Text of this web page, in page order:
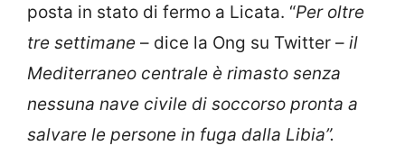
posta in stato di fermo a Licata. “Per oltre
tre settimane – dice la Ong su Twitter – il
Mediterraneo centrale è rimasto senza
nessuna nave civile di soccorso pronta a
salvare le persone in fuga dalla Libia”.